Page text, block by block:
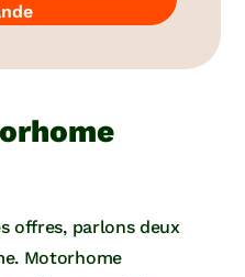
offres, parlons deux
Motorhome